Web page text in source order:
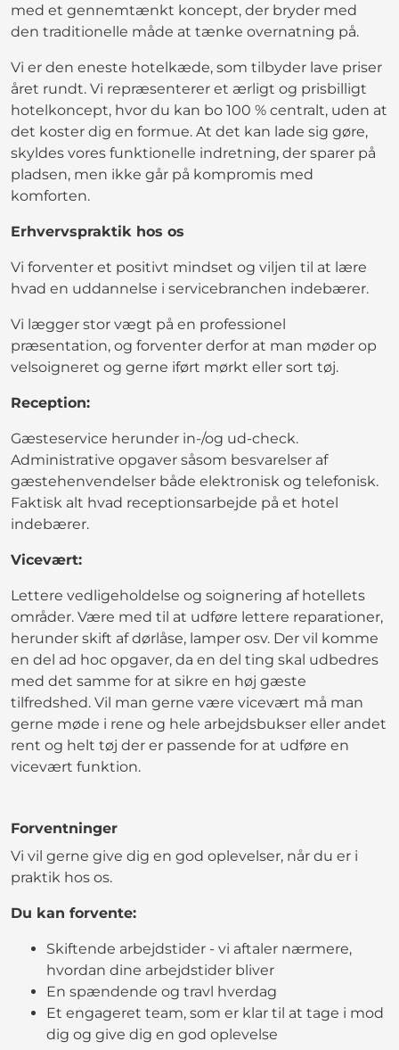
med et gennemtænkt koncept, der bryder med
den traditionelle måde at tænke overnatning på.
Vi er den eneste hotelkæde, som tilbyder lave priser
året rundt. Vi repræsenterer et ærligt og prisbilligt
hotelkoncept, hvor du kan bo 100 % centralt, uden at
det koster dig en formue. At det kan lade sig gøre,
skyldes vores funktionelle indretning, der sparer på
pladsen, men ikke går på kompromis med
komforten.
Erhvervspraktik hos os
Vi forventer et positivt mindset og viljen til at lære
hvad en uddannelse i servicebranchen indebærer.
Vi lægger stor vægt på en professionel
præsentation, og forventer derfor at man møder op
velsoigneret og gerne iført mørkt eller sort tøj.
Reception:
Gæsteservice herunder in-/og ud-check.
Administrative opgaver såsom besvarelser af
gæstehenvendelser både elektronisk og telefonisk.
Faktisk alt hvad receptionsarbejde på et hotel
indebærer.
Vicevært:
Lettere vedligeholdelse og soignering af hotellets
områder. Være med til at udføre lettere reparationer,
herunder skift af dørlåse, lamper osv. Der vil komme
en del ad hoc opgaver, da en del ting skal udbedres
med det samme for at sikre en høj gæste
tilfredshed. Vil man gerne være vicevært må man
gerne møde i rene og hele arbejdsbukser eller andet
rent og helt tøj der er passende for at udføre en
vicevært funktion.
Forventninger
Vi vil gerne give dig en god oplevelser, når du er i
praktik hos os.
Du kan forvente:
Skiftende arbejdstider - vi aftaler nærmere,
hvordan dine arbejdstider bliver
En spændende og travl hverdag
Et engageret team, som er klar til at tage i mod
dig og give dig en god oplevelse